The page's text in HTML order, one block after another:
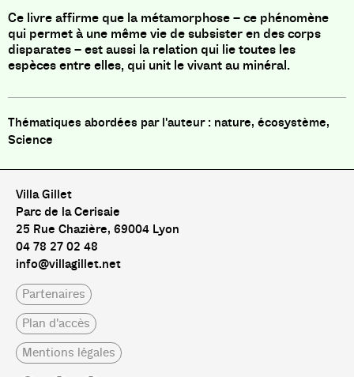
Ce livre affirme que la métamorphose – ce phénomène
qui permet à une même vie de subsister en des corps
disparates – est aussi la relation qui lie toutes les
espèces entre elles, qui unit le vivant au minéral.
nature, écosystème,
Science
Villa Gillet
Parc de la Cerisaie
25 Rue Chazière, 69004 Lyon
04 78 27 02 48
info@villagillet.net
Partenaires
Plan d'accès
Mentions légales